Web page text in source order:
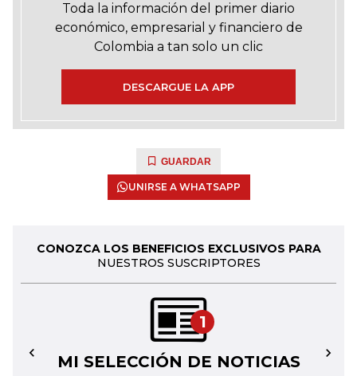
Toda la información del primer diario
económico, empresarial y financiero de
Colombia a tan solo un clic
DESCARGUE LA APP
GUARDAR
UNIRSE A WHATSAPP
CONOZCA LOS BENEFICIOS EXCLUSIVOS PARA
NUESTROS SUSCRIPTORES
1
MI SELECCIÓN DE NOTICIAS
← →